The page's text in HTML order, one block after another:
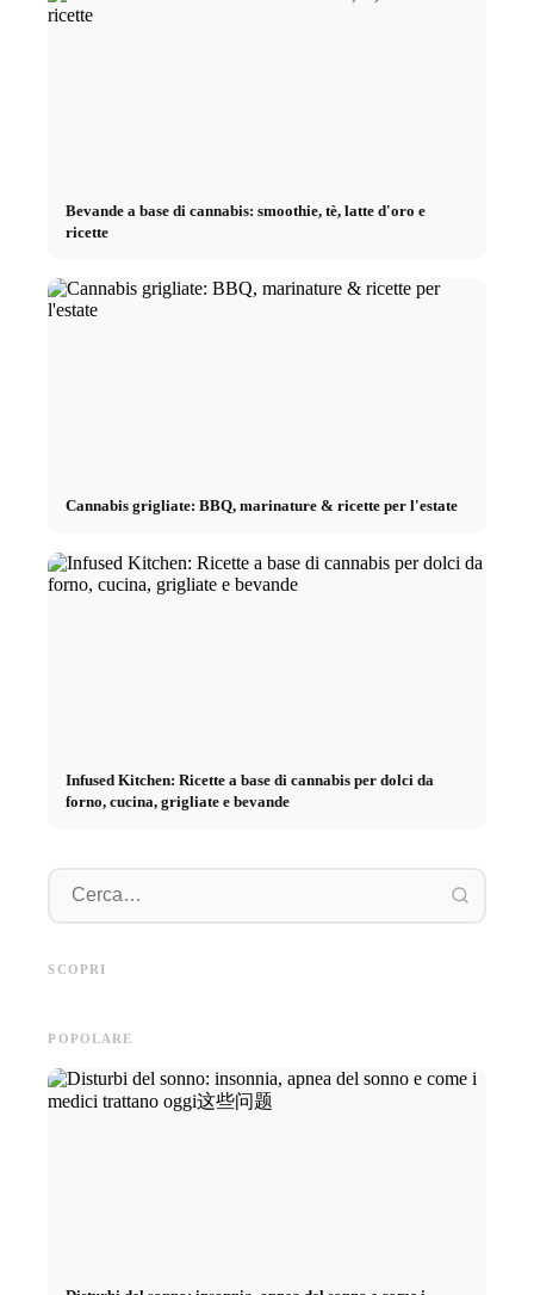
Bevande a base di cannabis: smoothie, tè, latte d'oro e
ricette
Cannabis grigliate: BBQ, marinature & ricette per l'estate
Infused Kitchen: Ricette a base di cannabis per dolci da
forno, cucina, grigliate e bevande
SCOPRI
online mirato
POPOLARE